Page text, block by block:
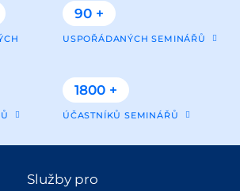
90 +
USPOŘÁDANÝCH SEMINÁŘŮ
1800 +
ÚČASTNÍKŮ SEMINÁŘŮ
Služby pro